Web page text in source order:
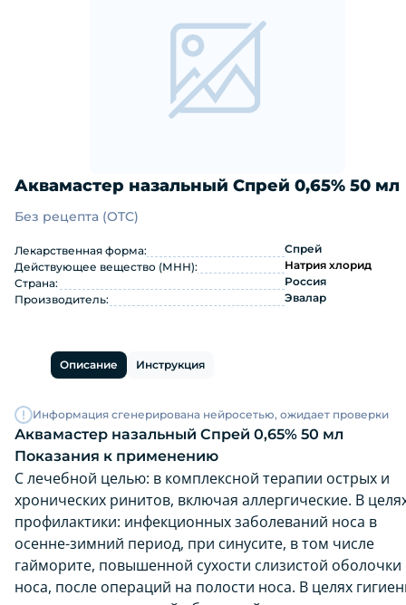
Аквамастер назальный Спрей 0,65% 50 мл
Аквамастер назальный Спрей
Без рецепта (OTC)
Лекарственная форма:
Спрей
Действующее вещество (МНН):
Натрия хлорид
Страна:
Россия
Производитель:
Эвалар
Описание Инструкция
Информация сгенерирована нейросетью, ожидает проверки
Аквамастер назальный Спрей 0,65% 50 мл
Показания к применению
С лечебной целью: в комплексной терапии острых и
хронических ринитов, включая аллергические. В
профилактики: инфекционных заболеваний носа в
осенне-зимний период, при синусите, в том числе
гайморите, повышенной сухости слизистой оболочки
носа, после операций на полости носа. В целях